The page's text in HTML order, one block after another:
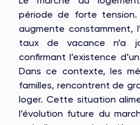
période de forte
augmente constamment,
taux de vacance n’a
confirmant l’existence
Dans ce contexte, les
familles, rencontrent de
loger. Cette situation
l’évolution future du